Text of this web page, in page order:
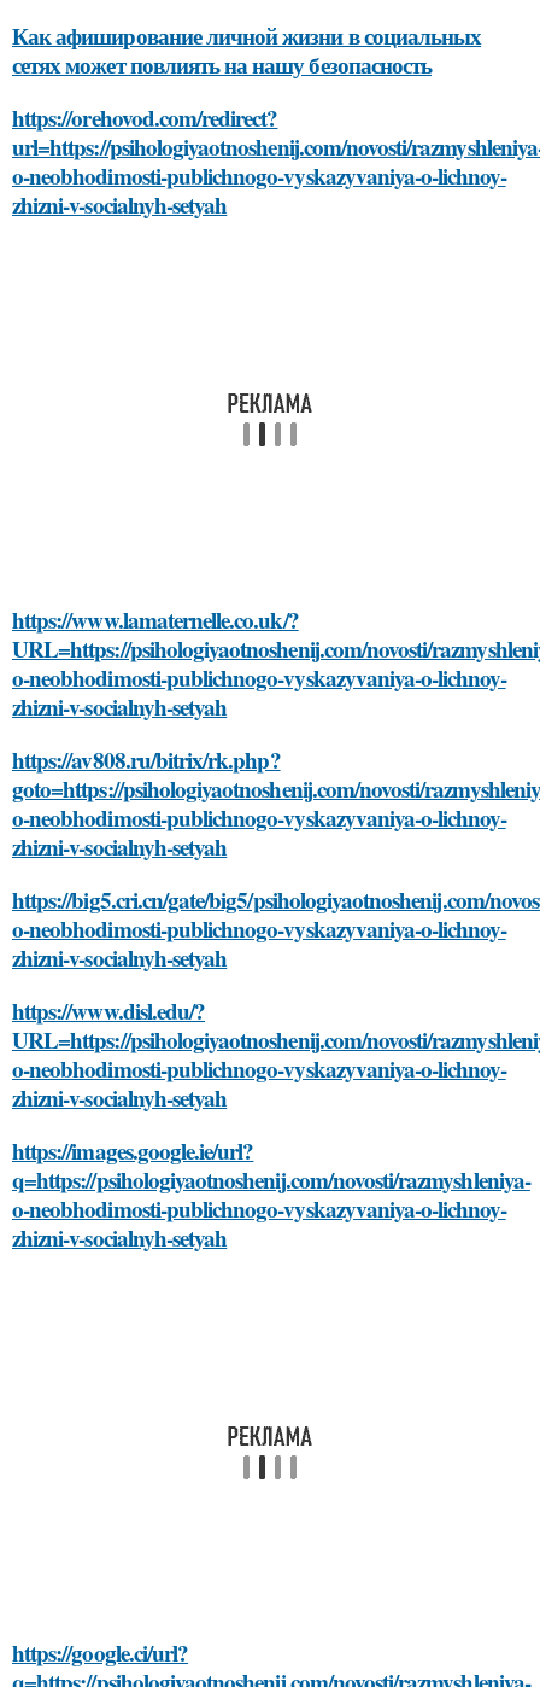
Как афиширование личной жизни в социальных
сетях может повлиять на нашу безопасность
https://orehovod.com/redirect?
url=https://psihologiyaotnoshenij.com/novosti/
o-neobhodimosti-publichnogo-vyskazyvaniya-o-lichnoy-
zhizni-v-socialnyh-setyah
https://www.lamaternelle.co.uk/?
URL=https://psihologiyaotnoshenij.com/novosti/
o-neobhodimosti-publichnogo-vyskazyvaniya-o-lichnoy-
zhizni-v-socialnyh-setyah
https://av808.ru/bitrix/rk.php?
goto=https://psihologiyaotnoshenij.com/novosti/
o-neobhodimosti-publichnogo-vyskazyvaniya-o-lichnoy-
zhizni-v-socialnyh-setyah
https://big5.cri.cn/gate/big5/psihologiyaotnoshenij.com/
o-neobhodimosti-publichnogo-vyskazyvaniya-o-lichnoy-
zhizni-v-socialnyh-setyah
https://www.disl.edu/?
URL=https://psihologiyaotnoshenij.com/novosti/
o-neobhodimosti-publichnogo-vyskazyvaniya-o-lichnoy-
zhizni-v-socialnyh-setyah
https://images.google.ie/url?
q=https://psihologiyaotnoshenij.com/novosti/razmyshleniya-
o-neobhodimosti-publichnogo-vyskazyvaniya-o-lichnoy-
zhizni-v-socialnyh-setyah
https://google.ci/url?